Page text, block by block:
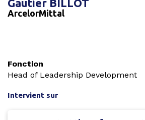
Gautier BILLOT
ArcelorMittal
Fonction
Head of Leadership Development
Intervient sur